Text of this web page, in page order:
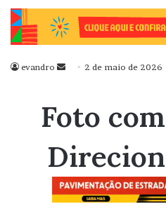
evandro
Mande
mail
2 de maio de 2026
Foto